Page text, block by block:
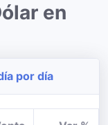
en
por día